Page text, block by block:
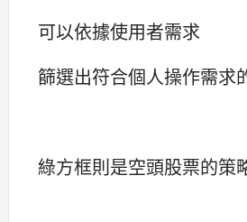
可以依據使用者需求
篩選出符合個人操作需求
綠方框則是空頭股票的策